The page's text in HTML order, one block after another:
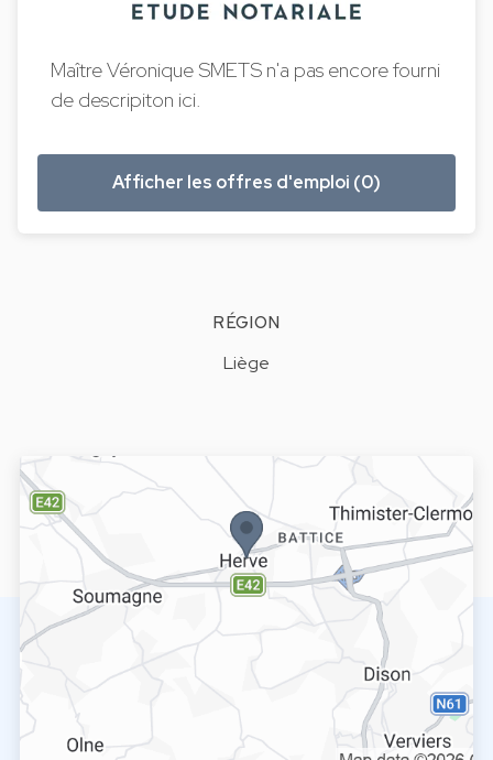
Maître Véronique SMETS n'a pas encore fourni
de descripiton ici.
Afficher les offres d'emploi (0)
RÉGION
Liège